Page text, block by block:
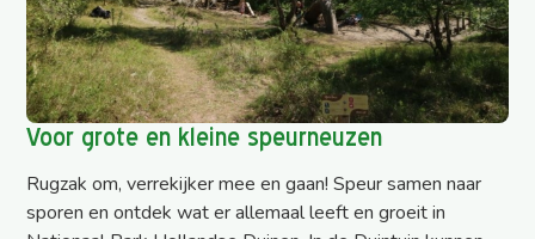
Voor grote en kleine speurneuzen
Rugzak om, verrekijker mee en gaan! Speur samen naar
sporen en ontdek wat er allemaal leeft en groeit in